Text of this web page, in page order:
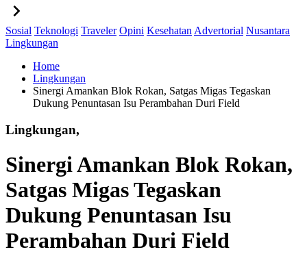
Sosial Teknologi Traveler Opini Kesehatan Advertorial Nusantara
Lingkungan
Home
Lingkungan
Sinergi Amankan Blok Rokan, Satgas Migas Tegaskan
Dukung Penuntasan Isu Perambahan Duri Field
Lingkungan,
Sinergi Amankan Blok Rokan,
Satgas Migas Tegaskan
Dukung Penuntasan Isu
Perambahan Duri Field